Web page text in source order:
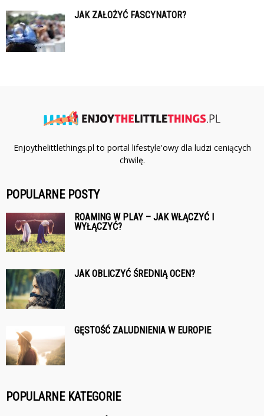
JAK ZAŁOŻYĆ FASCYNATOR?
Enjoythelittlethings.pl to portal lifestyle'owy dla ludzi ceniących
chwilę.
POPULARNE POSTY
ROAMING W PLAY – JAK WŁĄCZYĆ I
WYŁĄCZYĆ?
JAK OBLICZYĆ ŚREDNIĄ OCEN?
GĘSTOŚĆ ZALUDNIENIA W EUROPIE
POPULARNE KATEGORIE